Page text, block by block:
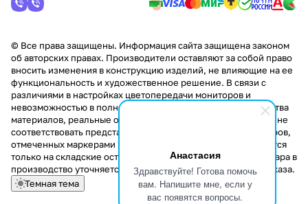
Анастасия
Здравствуйте! Готова помочь
вам. Напишите мне, если у
вас появятся вопросы.
© Все права защищены. Информация сайта защищена законом
об авторских правах. Производители оставляют за собой право
вносить изменения в конструкцию изделий, не влияющие на ее
функциональность и художественное решение. В связи с
различиями в настройках цветопередачи мониторов и
невозможностью в полной мере передать некоторые свойства
материалов, реальные оттенки и текстуры продукции могут не
соответствовать представленным на сайте. Стоимость товаров,
отмеченных маркерами "Скидка!" и "Акция!" распространяется
только на складские остатки. Стоимость заказа данного товара в
производство уточняется у менеджера при оформлении заказа.
Темная тема